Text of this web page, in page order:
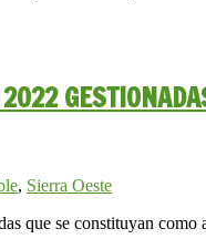
, Sierra Oeste
que se constituyan